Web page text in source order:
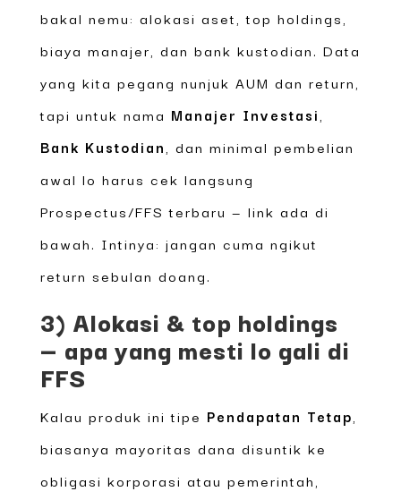
bakal nemu: alokasi aset, top holdings,
biaya manajer, dan bank kustodian. Data
yang kita pegang nunjuk AUM dan return,
tapi untuk nama Manajer Investasi
Bank Kustodian , dan minimal pembelian
awal lo harus cek langsung
Prospectus/FFS terbaru — link ada di
bawah. Intinya: jangan cuma ngikut
return sebulan doang.
3) Alokasi & top holdings
— apa yang mesti lo gali di
FFS
Kalau produk ini tipe Pendapatan Tetap
biasanya mayoritas dana disuntik ke
obligasi korporasi atau pemerintah,